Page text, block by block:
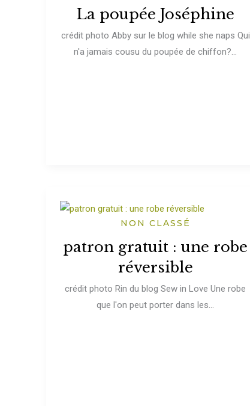
La poupée Joséphine
crédit photo Abby sur le blog while she naps Qui
n'a jamais cousu du poupée de chiffon?...
NON CLASSÉ
patron gratuit : une robe
réversible
crédit photo Rin du blog Sew in Love Une robe
que l'on peut porter dans les...